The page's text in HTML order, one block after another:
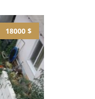
18000 $